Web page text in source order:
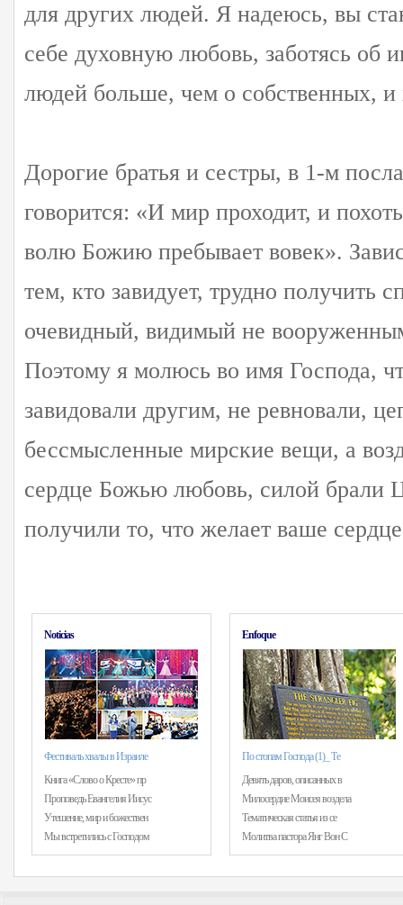
для других людей. Я надеюсь, вы
себе духовную любовь, заботясь об
людей больше, чем о собственных,
Дорогие братья и сестры, в 1-м
говорится: «И мир проходит, и
волю Божию пребывает вовек».
тем, кто завидует, трудно получить
очевидный, видимый не
Поэтому я молюсь во имя Господа,
завидовали другим, не ревновали,
бессмысленные мирские вещи, а
сердце Божью любовь, силой брали
получили то, что желает ваше
Noticias
Фестиваль хвалы в Израиле
Книга «Слово о Кресте» пр
Проповедь Евангелия Иисус
Утешение, мир и божествен
Мы встретились с Господом
Enfoque
По стопам Господа (1)_ Те
Девять даров, описанных в
Милосердие Моисея воздела
Тематическая статья из се
Молитва пастора Янг Вон С